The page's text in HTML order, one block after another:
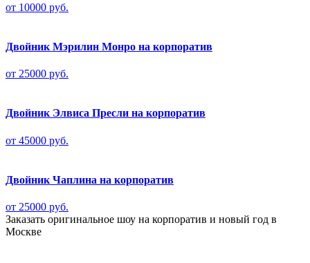
от 10000 руб.
Двойник Мэрилин Монро на корпоратив
от 25000 руб.
Двойник Элвиса Пресли на корпоратив
от 45000 руб.
Двойник Чаплина на корпоратив
от 25000 руб.
Заказать оригинальное шоу на корпоратив и новый год в
Москве